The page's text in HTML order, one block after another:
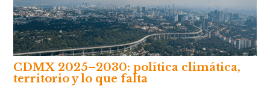
CDMX 2025–2030: política climática,
territorio y lo que falta